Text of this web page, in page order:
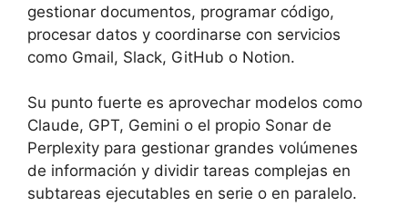
gestionar documentos, programar código,
procesar datos y coordinarse con servicios
como Gmail, Slack, GitHub o Notion.
Su punto fuerte es aprovechar modelos como
Claude, GPT, Gemini o el propio Sonar de
Perplexity para gestionar grandes volúmenes
de información y dividir tareas complejas en
subtareas ejecutables en serie o en paralelo.